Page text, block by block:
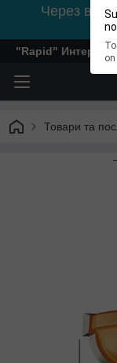
Через
"Rapid"
Товари та